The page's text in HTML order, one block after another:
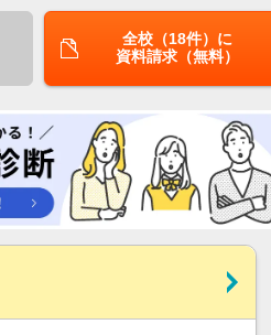
全校（18件）に
資料請求（無料）